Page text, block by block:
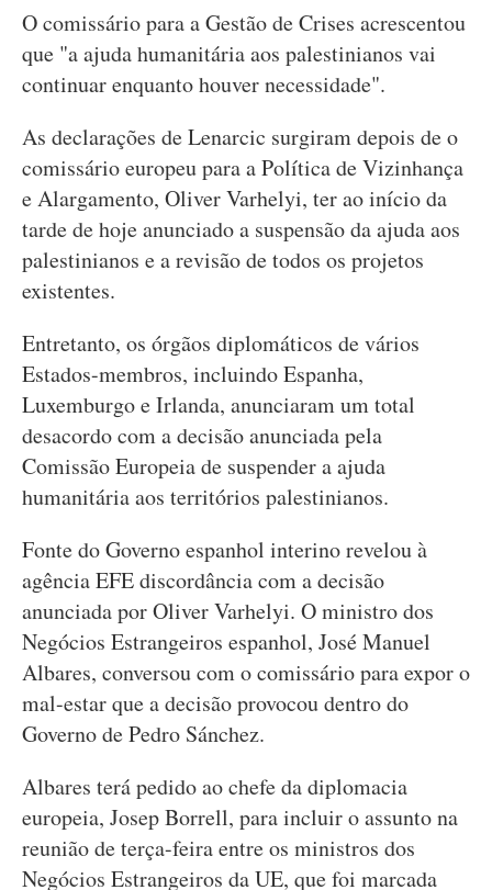
O comissário para a Gestão de Crises acrescentou
que "a ajuda humanitária aos palestinianos vai
continuar enquanto houver necessidade".
As declarações de Lenarcic surgiram depois de o
comissário europeu para a Política de Vizinhança
e Alargamento, Oliver Varhelyi, ter ao início da
tarde de hoje anunciado a suspensão da ajuda aos
palestinianos e a revisão de todos os projetos
existentes.
Entretanto, os órgãos diplomáticos de vários
Estados-membros, incluindo Espanha,
Luxemburgo e Irlanda, anunciaram um total
desacordo com a decisão anunciada pela
Comissão Europeia de suspender a ajuda
humanitária aos territórios palestinianos.
Fonte do Governo espanhol interino revelou à
agência EFE discordância com a decisão
anunciada por Oliver Varhelyi. O ministro dos
Negócios Estrangeiros espanhol, José Manuel
Albares, conversou com o comissário para expor o
mal-estar que a decisão provocou dentro do
Governo de Pedro Sánchez.
Albares terá pedido ao chefe da diplomacia
europeia, Josep Borrell, para incluir o assunto na
reunião de terça-feira entre os ministros dos
Negócios Estrangeiros da UE, que foi marcada